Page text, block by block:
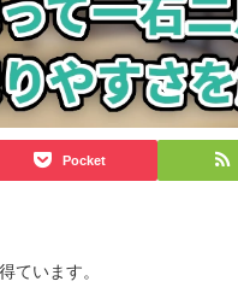
Pocket
ています。